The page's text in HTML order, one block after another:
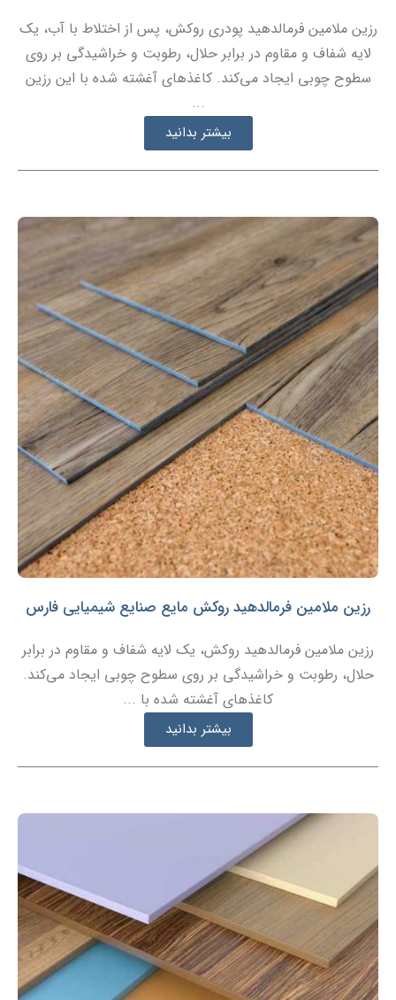
رزین ملامین فرمالدهید پودری روکش، پس از اختلاط با آب، یک
لایه شفاف و مقاوم در برابر حلال، رطوبت و خراشیدگی بر روی
سطوح چوبی ایجاد می‌کند. کاغذهای آغشته شده با این رزین
...
بیشتر بدانید
رزین ملامین فرمالدهید روکش مایع صنایع شیمیایی فارس
رزین ملامین فرمالدهید روکش، یک لایه شفاف و مقاوم در برابر
حلال، رطوبت و خراشیدگی بر روی سطوح چوبی ایجاد می‌کند.
کاغذهای آغشته شده با ...
بیشتر بدانید